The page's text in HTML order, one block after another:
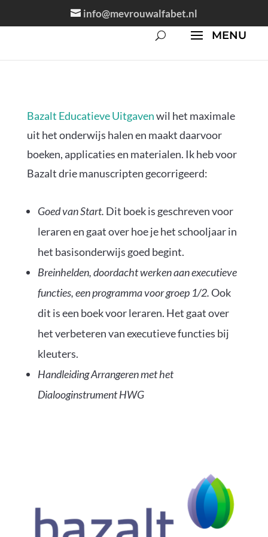
info@mevrouwalfabet.nl
Bazalt Educatieve Uitgavenwil het maximale
uit het onderwijs halen en maakt daarvoor
boeken, applicaties en materialen. Ik heb voor
Bazalt drie manuscripten gecorrigeerd:
Goed van Start. Dit boek is geschreven voor
leraren en gaat over hoe je het schooljaar in
het basisonderwijs goed begint.
Breinhelden, doordacht werken aan executieve
functies, een programma voor groep 1/2.Ook
dit is een boek voor leraren. Het gaat over
het verbeteren van executieve functies bij
kleuters.
Handleiding Arrangeren met het
Dialooginstrument HWG